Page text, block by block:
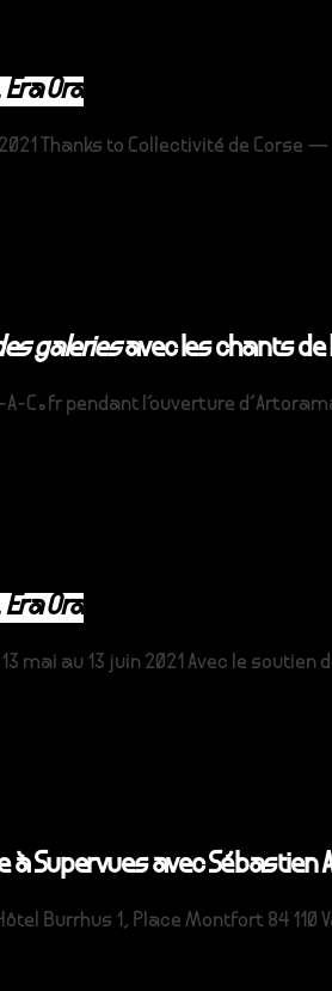
Era Ora
Thanks to Collectivité de
galeriesavec les chants
A-C.fr pendant l'ouverture
Era Ora
mai au 13 juin 2021 Avec le
Supervues avec Sébastien
Burrhus 1, Place Montfort 84